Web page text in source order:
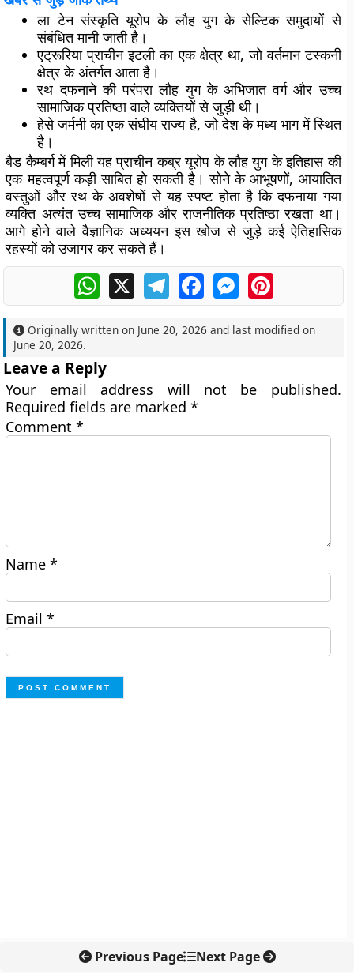
ला टेन संस्कृति यूरोप के लौह युग के सेल्टिक समुदायों से
संबंधित मानी जाती है।
एट्रूरिया प्राचीन इटली का एक क्षेत्र था, जो वर्तमान टस्कनी
क्षेत्र के अंतर्गत आता है।
रथ दफनाने की परंपरा लौह युग के अभिजात वर्ग और उच्च
सामाजिक प्रतिष्ठा वाले व्यक्तियों से जुड़ी थी।
हेसे जर्मनी का एक संघीय राज्य है, जो देश के मध्य भाग में स्थित
है।
बैड कैम्बर्ग में मिली यह प्राचीन कब्र यूरोप के लौह युग के इतिहास की
एक महत्वपूर्ण कड़ी साबित हो सकती है। सोने के आभूषणों, आयातित
वस्तुओं और रथ के अवशेषों से यह स्पष्ट होता है कि दफनाया गया
व्यक्ति अत्यंत उच्च सामाजिक और राजनीतिक प्रतिष्ठा रखता था।
आगे होने वाले वैज्ञानिक अध्ययन इस खोज से जुड़े कई ऐतिहासिक
रहस्यों को उजागर कर सकते हैं।
WhatsApp
X TelegramFacebookMessengerPinterest
Originally written on June 20, 2026 and last modified on
June 20, 2026.
Leave a Reply
Your email address will not be published.
Required fields are marked*
Comment*
Name*
Email*
Previous Page Next Page